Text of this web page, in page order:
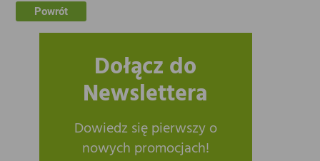
Powrót
Dołącz do
Newslettera
Dowiedz się pierwszy o
nowych promocjach!